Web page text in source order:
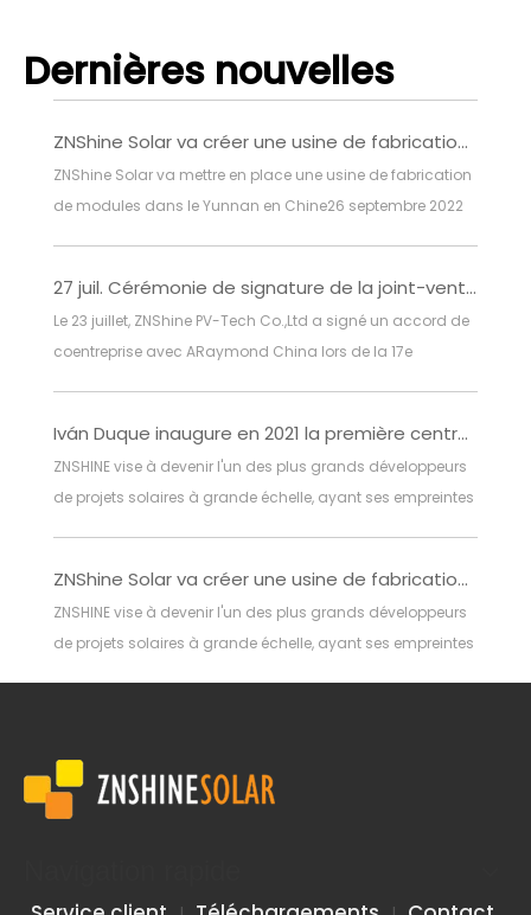
Dernières nouvelles
ZNShine Solar va créer une usine de fabrication de modules dans le Yunnan en Chine
ZNShine Solar va mettre en place une usine de fabrication
de modules dans le Yunnan en Chine26 septembre 2022
capacité annuelle de 2 GW. La construction devrait
commencer en juin de cette année et être pleinement
opérationnelle d'ici la fin de sept 2022, le
27 juil. Cérémonie de signature de la joint-venture avec ARaymond Chine
Le 23 juillet, ZNShine PV-Tech Co.,Ltd a signé un accord de
coentreprise avec ARaymond China lors de la 17e
administrateurs ont assisté à la cérémonie des deux
sociétés.Parmi les participants les plus éminents figurent
M. Will
Iván Duque inaugure en 2021 la première centrale solaire du plan colombien de transition vers les énergies renouvelables
ZNSHINE vise à devenir l'un des plus grands développeurs
de projets solaires à grande échelle, ayant ses empreintes
ZNShine Solar va créer une usine de fabrication de modules dans le Yunnan en Chine
ZNSHINE vise à devenir l'un des plus grands développeurs
de projets solaires à grande échelle, ayant ses empreintes